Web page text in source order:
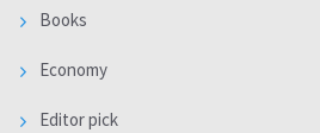
Books
Economy
Editor pick